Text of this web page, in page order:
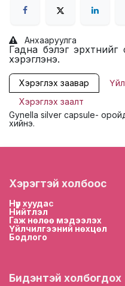
Анхааруулга
Гадна бэлэг
хэрэглэнэ.
Хэрэглэх заавар
Хэрэглэх заалт
Gynella silver capsule-
хийнэ.
Хэрэгтэй холбоос
Нүүр хуудас
Нийтлэл
Гаж нөлөө мэдээлэх
Үйлчилгээний нөхцөл
Бодлого
Бидэнтэй холбогдох